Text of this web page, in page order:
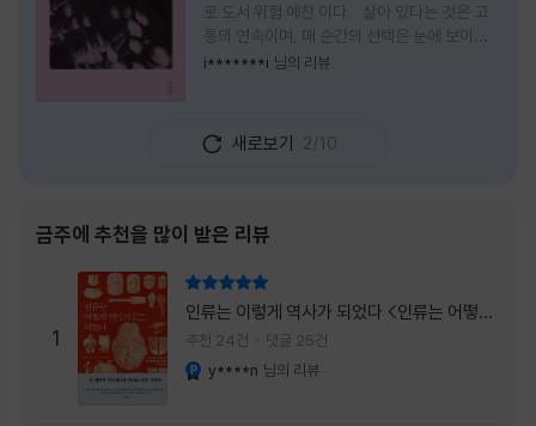
로 도서 위험 예찬 이다. 살아 있다는 것은 고
통의 연속이며, 매 순간의 선택은 눈에 보이지
않는 위험을 감수해야 한다는 것을 의미한다.
도전하고 미지의 세계로 발을 내딛기란 결코 쉬
운 일이 아니다. 그러나 이 책을 읽다 보면 그 마
내가 진실로 원했던 방향을 향해 움직이고 있을
지도 모른다. 위험은 두려움의 대상이 아니라,
내가 진짜 원하는 삶으로 향하는 문 앞에 늘 함
께 서 있기 때문이다. 이 책은 프랑스의 철학
자이자 정신분석가인 안 뒤푸르망
i*******i 님의 리뷰
새로보기 2/10
금주에 추천을 많이 받은 리뷰
1
인류는 이렇게 역사가 되었다 <인류는 어떻게
역사가 되었나>
추천 24건 댓글 25건
y****n 님의 리뷰